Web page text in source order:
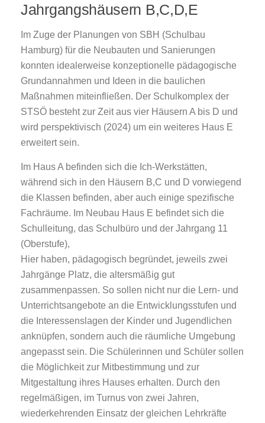
Jahrgangshäusern B,C,D,E
Im Zuge der Planungen von SBH (Schulbau
Hamburg) für die Neubauten und Sanierungen
konnten idealerweise konzeptionelle pädagogische
Grundannahmen und Ideen in die baulichen
Maßnahmen miteinfließen. Der Schulkomplex der
STSÖ besteht zur Zeit aus vier Häusern A bis D und
wird perspektivisch (2024) um ein weiteres Haus E
erweitert sein.
Im Haus A befinden sich die Ich-Werkstätten,
während sich in den Häusern B,C und D vorwiegend
die Klassen befinden, aber auch einige spezifische
Fachräume. Im Neubau Haus E befindet sich die
Schulleitung, das Schulbüro und der Jahrgang 11
(Oberstufe),
Hier haben, pädagogisch begründet, jeweils zwei
Jahrgänge Platz, die altersmäßig gut
zusammenpassen. So sollen nicht nur die Lern- und
Unterrichtsangebote an die Entwicklungsstufen und
die Interessenslagen der Kinder und Jugendlichen
anknüpfen, sondern auch die räumliche Umgebung
angepasst sein. Die Schülerinnen und Schüler sollen
die Möglichkeit zur Mitbestimmung und zur
Mitgestaltung ihres Hauses erhalten. Durch den
regelmäßigen, im Turnus von zwei Jahren,
wiederkehrenden Einsatz der gleichen Lehrkräfte